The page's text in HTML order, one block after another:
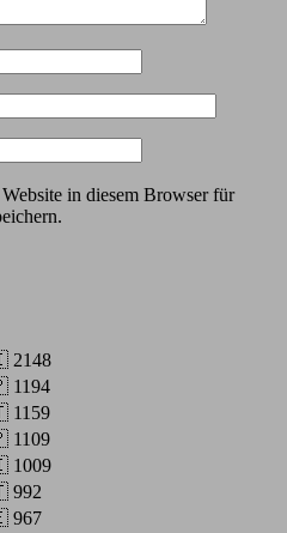
in diesem Browser für
2148
1194
1159
1109
1009
992
967